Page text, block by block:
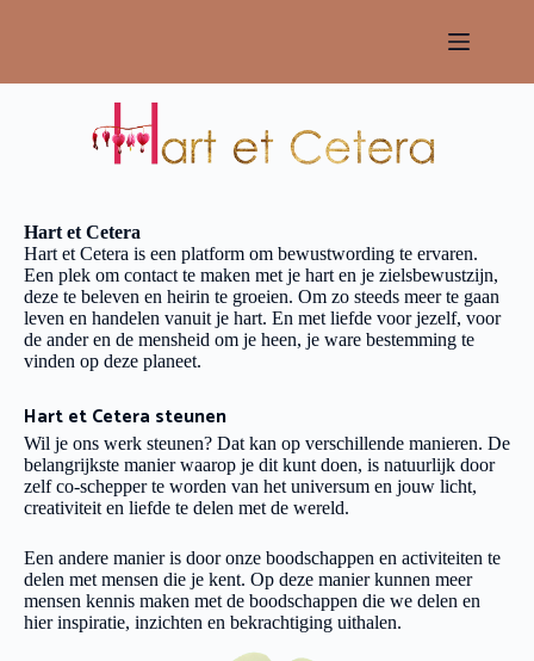
Hart et Cetera
Hart et Cetera is een platform om bewustwording te ervaren.
Een plek om contact te maken met je hart en je zielsbewustzijn,
deze te beleven en heirin te groeien. Om zo steeds meer te gaan
leven en handelen vanuit je hart. En met liefde voor jezelf, voor
de ander en de mensheid om je heen, je ware bestemming te
vinden op deze planeet.
Hart et Cetera steunen
Wil je ons werk steunen? Dat kan op verschillende manieren. De
belangrijkste manier waarop je dit kunt doen, is natuurlijk door
zelf co-schepper te worden van het universum en jouw licht,
creativiteit en liefde te delen met de wereld.
Een andere manier is door onze boodschappen en activiteiten te
delen met mensen die je kent. Op deze manier kunnen meer
mensen kennis maken met de boodschappen die we delen en
hier inspiratie, inzichten en bekrachtiging uithalen.